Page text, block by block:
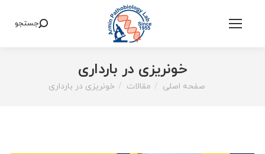
Search:
جستجو
خونریزی در بارداری
You are here:
صفحه اصلی مقالات خونریزی در بارداری